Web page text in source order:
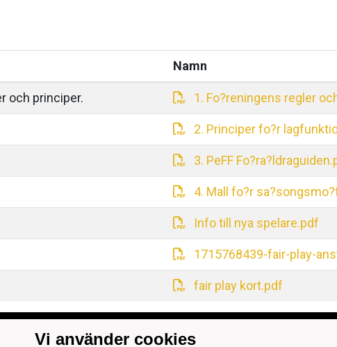
Namn
och principer. 1. Fo?reningens regler
2. Principer fo?r
3. PeFF
4. Mall fo?r
Info till nya spelare.pdf
1715768439-fair-play-
fair play kort.pdf
25, 68910
Vi använder cookies